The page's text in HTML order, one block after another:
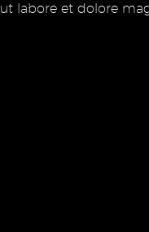
ut labore et dolore